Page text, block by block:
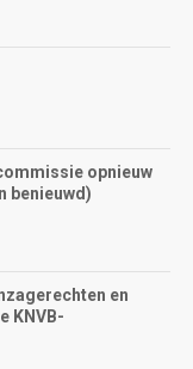
opnieuw
benieuwd)
en
KNVB-